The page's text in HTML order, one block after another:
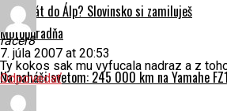
Prvý krát do Álp? Slovinsko si zamiluješ
Motoporadňa
Na naháči svetom: 245 000 km na Yamahe
racer8
7. júla 2007 at 20:53
Ty kokos sak mu vyfucala nadraz a z
Odpovedať